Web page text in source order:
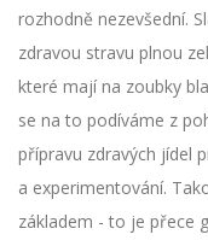
rozhodně nezevšední.
zdravou stravu plnou
které mají na zoubky
se na to podíváme z
přípravu zdravých jídel
a experimentování.
základem - to je přece